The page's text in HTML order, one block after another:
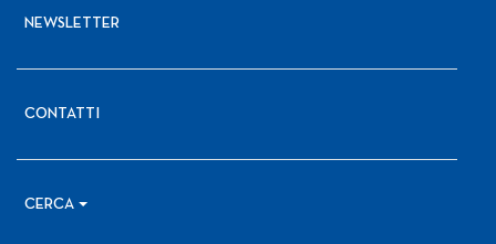
NEWSLETTER
CONTATTI
CERCA